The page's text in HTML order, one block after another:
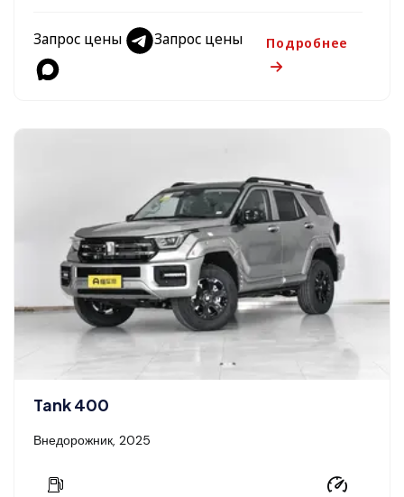
Запрос цены Запрос цены Подробнее
Tank 400
Внедорожник, 2025